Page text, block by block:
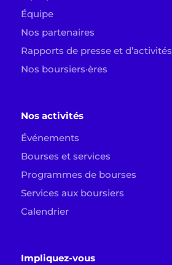
Équipe
Nos partenaires
Rapports de presse et d’activités
Nos boursiers·ères
Nos activités
Événements
Bourses et services
Programmes de bourses
Services aux boursiers
Calendrier
Impliquez-vous